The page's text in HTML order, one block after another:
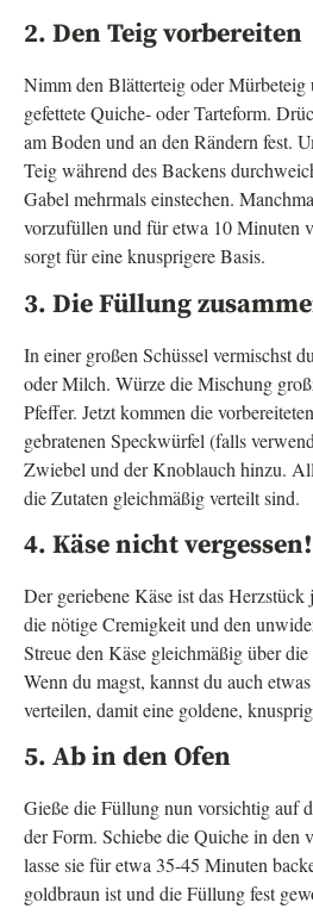
2. Den Teig vorbereiten
Nimm den Blätterteig oder Mürbeteig
gefettete Quiche- oder Tarteform.
am Boden und an den Rändern fest.
Teig während des Backens
Gabel mehrmals einstechen.
vorzufüllen und für etwa 10 Minuten
sorgt für eine knusprigere Basis.
3. Die Füllung
In einer großen Schüssel vermischst
oder Milch. Würze die Mischung
Pfeffer. Jetzt kommen die
gebratenen Speckwürfel (falls
Zwiebel und der Knoblauch hinzu.
die Zutaten gleichmäßig verteilt sind.
4. Käse nicht vergessen!
Der geriebene Käse ist das
die nötige Cremigkeit und den
Streue den Käse gleichmäßig über
Wenn du magst, kannst du auch
verteilen, damit eine goldene,
5. Ab in den Ofen
Gieße die Füllung nun vorsichtig auf
der Form. Schiebe die Quiche in den
lasse sie für etwa 35-45 Minuten
goldbraun ist und die Füllung fest